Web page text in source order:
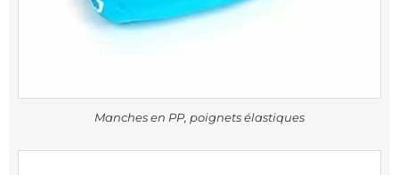
Manches en PP, poignets élastiques